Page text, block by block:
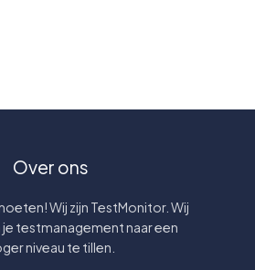
Over ons
Wij zijn TestMonitor. Wij
je testmanagement naar een
niveau te tillen.